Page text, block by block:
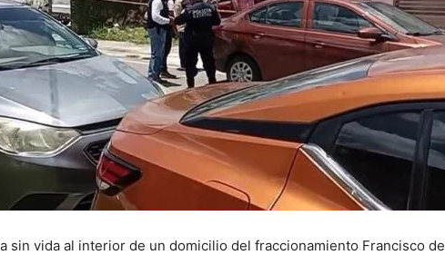
sin vida al interior de un domicilio del fraccionamiento Francisco de